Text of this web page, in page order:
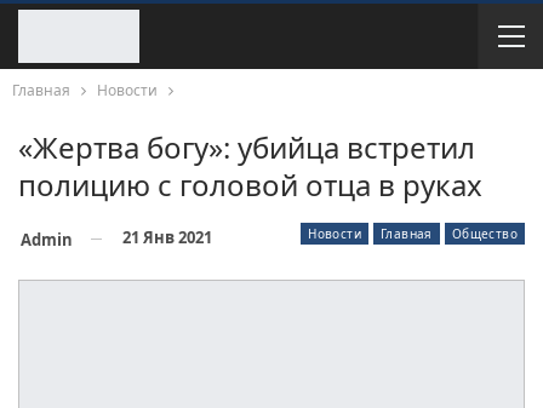
Главная Новости
«Жертва богу»: убийца встретил
полицию с головой отца в руках
Новости Главная Общество
Admin 21 Янв 2021